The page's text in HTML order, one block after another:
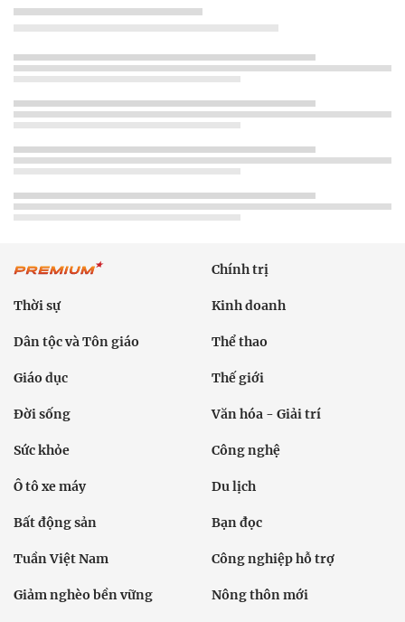
Chính trị
Thời sự Kinh doanh
Dân tộc và Tôn giáo Thể thao
Giáo dục Thế giới
Đời sống Văn hóa - Giải trí
Sức khỏe Công nghệ
Ô tô xe máy Du lịch
Bất động sản Bạn đọc
Tuần Việt Nam Công nghiệp hỗ trợ
Giảm nghèo bền vững Nông thôn mới